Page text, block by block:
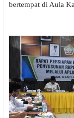
bertempat di Aula